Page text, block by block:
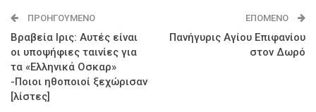
ΠΡΟΗΓΟΎΜΕΝΟ
Βραβεία Ιρις: Αυτές είναι
οι υποψήφιες ταινίες για
τα «Ελληνικά Οσκαρ»
-Ποιοι ηθοποιοί ξεχώρισαν
[λίστες]
ΕΠΌΜΕΝΟ
Πανήγυρις Αγίου Επιφανίου
στον Δωρό